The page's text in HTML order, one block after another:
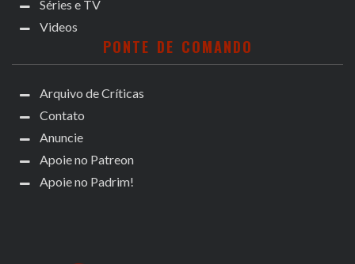
Séries e TV
Videos
PONTE DE COMANDO
Arquivo de Críticas
Contato
Anuncie
Apoie no Patreon
Apoie no Padrim!